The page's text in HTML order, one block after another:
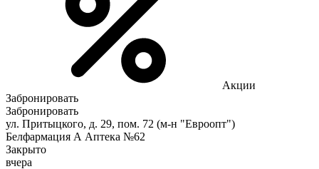
Акции
Забронировать
Забронировать
ул. Притыцкого, д. 29, пом. 72 (м-н "Евроопт")
Белфармация А Аптека №62
Закрыто
вчера